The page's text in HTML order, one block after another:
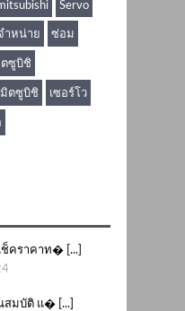
Servo
ำหน่าย ซ่อม
ซูบิชิ
มิตซูบิชิ เซอร์โว
ช็คราคาท� [...]
สมบัติ แ� [...]